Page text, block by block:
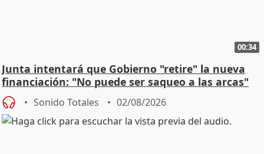
00:34
Junta intentará que Gobierno "retire" la nueva
financiación: "No puede ser saqueo a las arcas"
Sonido Totales 02/08/2026